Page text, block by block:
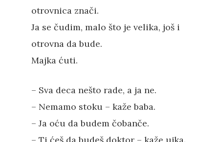
otrovnica znači.
Ja se čudim, malo što je velika, još i
otrovna da bude.
Majka ćuti.
– Sva deca nešto rade, a ja ne.
– Nemamo stoku – kaže baba.
– Ja oću da budem čobanče.
– Ti ćeš da budeš doktor – kaže ujka.